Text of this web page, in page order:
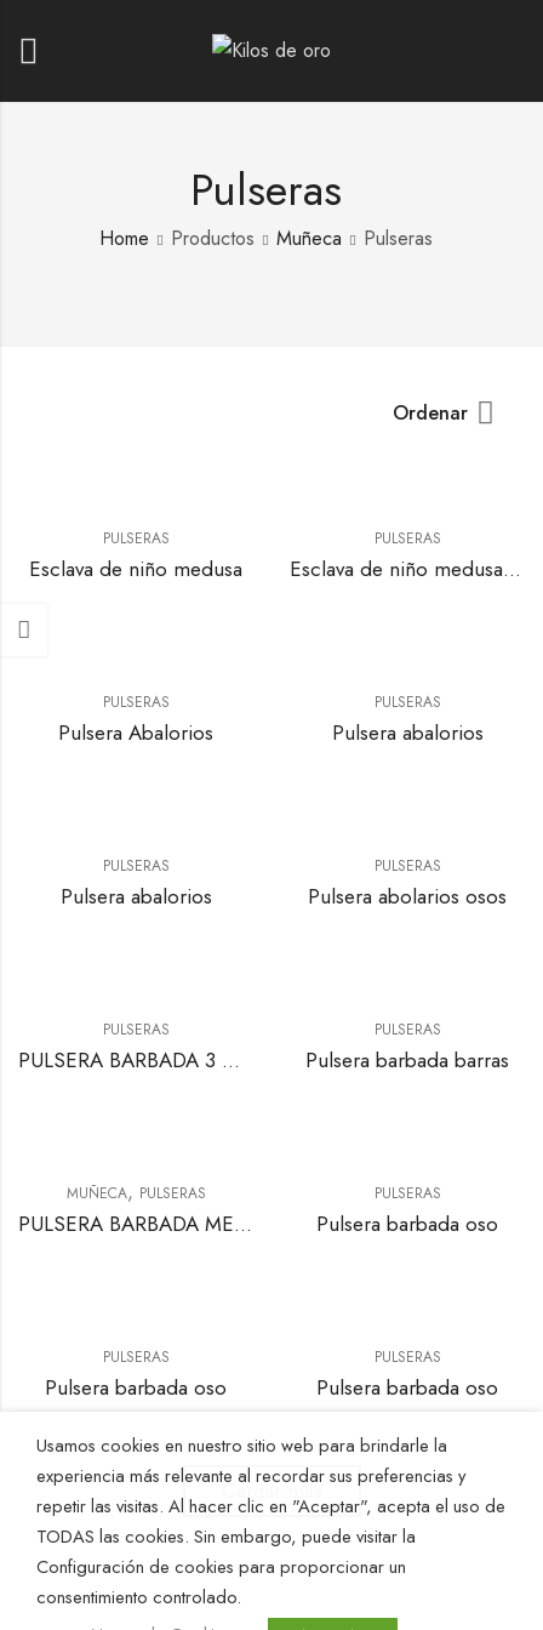
Pulseras
Home Productos Muñeca Pulseras
Ordenar
PULSERAS
Esclava de niño medusa
PULSERAS
Esclava de niño medusa y greca
PULSERAS
Pulsera Abalorios
PULSERAS
Pulsera abalorios
PULSERAS
Pulsera abalorios
PULSERAS
Pulsera abolarios osos
PULSERAS
PULSERA BARBADA 3 CORAZONES Y CIRCONITAS BLANCAS
PULSERAS
Pulsera barbada barras
MUÑECA, PULSERAS
PULSERA BARBADA MEDUSA
PULSERAS
Pulsera barbada oso
PULSERAS
Pulsera barbada oso
PULSERAS
Pulsera barbada oso
Cargar más
Usamos cookies en nuestro sitio web para brindarle la
experiencia más relevante al recordar sus preferencias y
repetir las visitas. Al hacer clic en "Aceptar", acepta el uso de
TODAS las cookies. Sin embargo, puede visitar la
Configuración de cookies para proporcionar un
consentimiento controlado.